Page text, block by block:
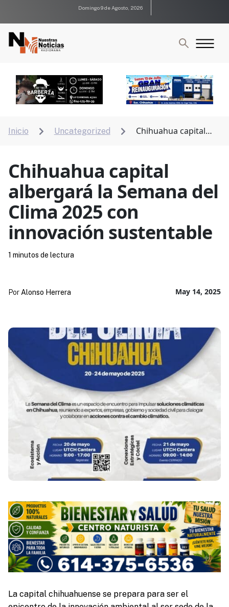
Domingo 9 de Agosto, 2026
Inicio  Uncategorized 
Chihuahua capital
Chihuahua capital
albergará la Semana del
Clima 2025 con
innovación sustentable
May 14, 2025
Por Alonso Herrera
1 minutos de lectura
La capital chihuahuense se prepara para ser el